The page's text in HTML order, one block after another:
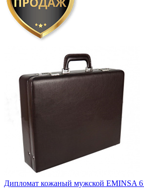
Дипломат кожаный мужской EMINSA